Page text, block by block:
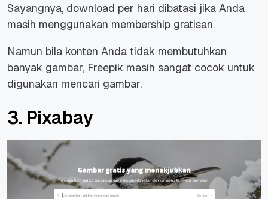
Sayangnya, download per hari dibatasi jika Anda
masih menggunakan membership gratisan.
Namun bila konten Anda tidak membutuhkan
banyak gambar, Freepik masih sangat cocok untuk
digunakan mencari gambar.
3. Pixabay